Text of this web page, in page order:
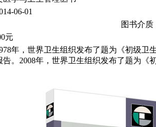
06-01
图书介质
元
年，世界卫生组织发布了题为《初级卫
告。2008年，世界卫生组织发布了题为《